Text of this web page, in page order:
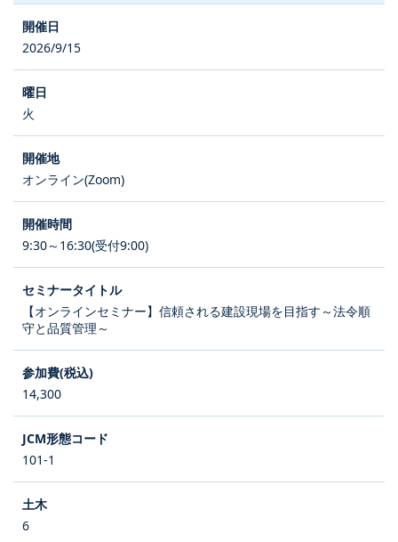
2026/9/15
火
オンライン(Zoom)
9:30～16:30(受付9:00)
【オンラインセミナー】信頼される建設現場を目指す～法令順
守と品質管理～
14,300
101-1
6